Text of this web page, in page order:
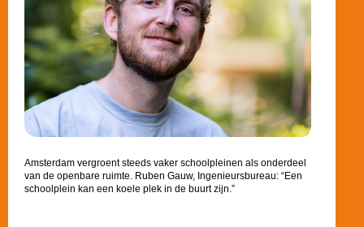
Amsterdam vergroent steeds vaker schoolpleinen als onderdeel
van de openbare ruimte. Ruben Gauw, Ingenieursbureau: “Een
schoolplein kan een koele plek in de buurt zijn.”